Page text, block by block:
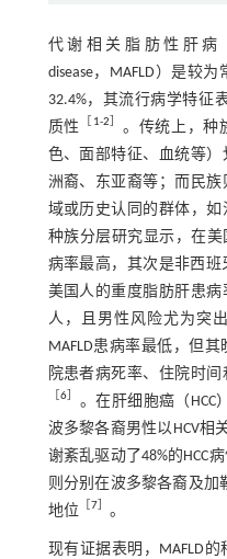
代谢相关脂肪性肝病（
disease，MAFLD）是较
32.4%，其流行病学特征
质性
［ 1-2］ 。传统上，种
色、面部特征、血统等
洲裔、东亚裔等；而民
域或历史认同的群体，如
种族分层研究显示，在美
病率最高，其次是非西班
美国人的重度脂肪肝患
人，且男性风险尤为突出
MAFLD患病率最低，但
院患者病死率、住院时
［6］ 。在肝细胞癌（HCC
波多黎各裔男性以HCV相
谢紊乱驱动了48%的HCC
则分别在波多黎各裔及
地位 ［7］ 。
现有证据表明，MAFLD